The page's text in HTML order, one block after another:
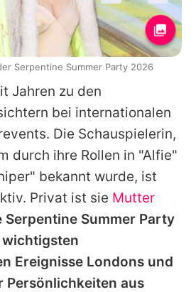
Jahren zu den
bei internationalen
Die Schauspielerin,
durch ihre Rollen in "Alfie"
bekannt wurde, ist
Privat ist sie Mutter
Serpentine Summer Party
Ereignisse Londons und
Persönlichkeiten aus
Serpentine Summer Party 2026